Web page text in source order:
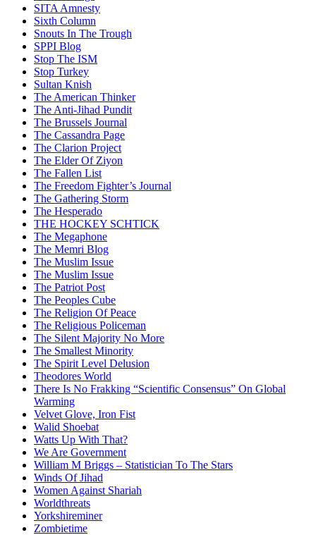
SITA Amnesty
Sixth Column
Snouts In The Trough
SPPI Blog
Stop The ISM
Stop Turkey
Sultan Knish
The American Thinker
The Anti-Jihad Pundit
The Brussels Journal
The Cassandra Page
The Clarion Project
The Elder Of Ziyon
The Fallen List
The Freedom Fighter’s Journal
The Gathering Storm
The Hesperado
THE HOCKEY SCHTICK
The Megaphone
The Memri Blog
The Muslim Issue
The Muslim Issue
The Patriot Post
The Peoples Cube
The Religion Of Peace
The Religious Policeman
The Silent Majority No More
The Smallest Minority
The Spirit Level Delusion
Theodores World
There Is No Frakking “Scientific Consensus” On Global
Warming
Velvet Glove, Iron Fist
Walid Shoebat
Watts Up With That?
We Are Government
William M Briggs – Statistician To The Stars
Winds Of Jihad
Women Against Shariah
Worldthreats
Yorkshireminer
Zombietime